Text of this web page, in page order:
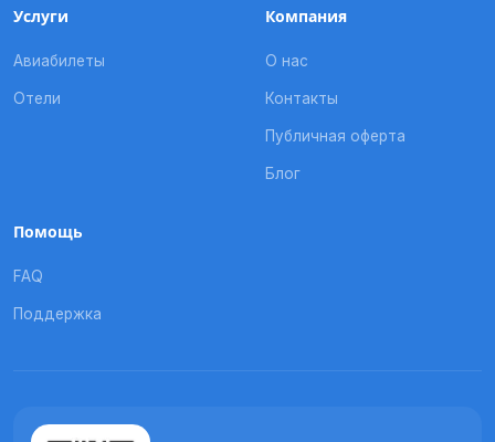
Услуги
Авиабилеты
Отели
Компания
О нас
Контакты
Публичная оферта
Блог
Помощь
FAQ
Поддержка